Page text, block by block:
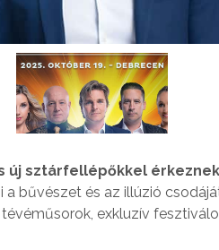
új sztárfellépőkkel
a bűvészet és az illúzió
exkluzív